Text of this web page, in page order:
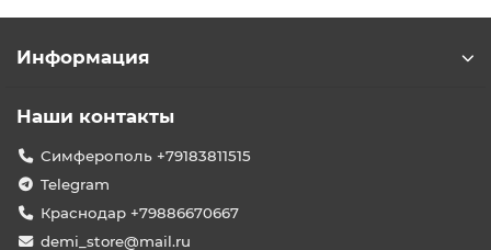
Информация
Наши контакты
Симферополь +79183811515
Telegram
Краснодар +79886670667
demi_store@mail.ru